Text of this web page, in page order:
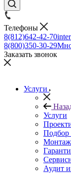
Телефоны
8(812)642-42-70
8(800)350-30-29
Заказать звонок
Услуги
Услуги
Подбор
Монтаж
Аудит